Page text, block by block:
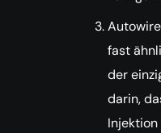
fast
der
darin,